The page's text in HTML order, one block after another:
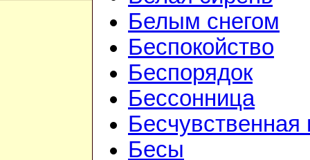
Белым снегом
Беспокойство
Беспорядок
Бессонница
Бесчувственная
Бесы